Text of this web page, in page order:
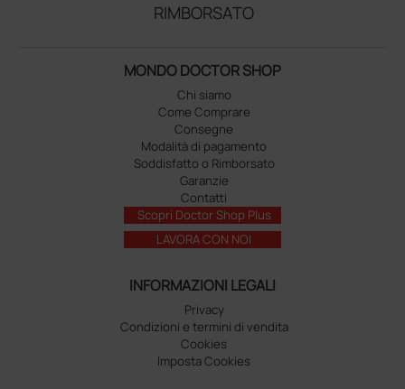
RIMBORSATO
MONDO DOCTOR SHOP
Chi siamo
Come Comprare
Consegne
Modalità di pagamento
Soddisfatto o Rimborsato
Garanzie
Contatti
Scopri Doctor Shop Plus
LAVORA CON NOI
INFORMAZIONI LEGALI
Privacy
Condizioni e termini di vendita
Cookies
Imposta Cookies